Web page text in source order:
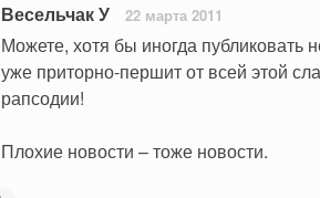
Весельчак У 22 марта 2011
Можете, хотя бы иногда публиковать
уже приторно-першит от всей этой
рапсодии!
Плохие новости – тоже новости.